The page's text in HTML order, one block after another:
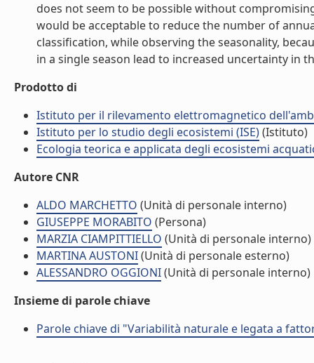
does not seem to be possible without
would be acceptable to reduce the number of
classification, while observing the seasonality,
in a single season lead to increased uncertainty in
Prodotto di
Istituto per il rilevamento elettromagnetico
Istituto per lo studio degli ecosistemi (ISE)(Istituto)
Ecologia teorica e applicata degli ecosistemi
Autore CNR
ALDO MARCHETTO (Unità di personale interno)
GIUSEPPE MORABITO (Persona)
MARZIA CIAMPITTIELLO (Unità di personale interno)
MARTINA AUSTONI(Unità di personale esterno)
ALESSANDRO OGGIONI(Unità di personale interno)
Insieme di parole chiave
Parole chiave di "Variabilità naturale e legata a